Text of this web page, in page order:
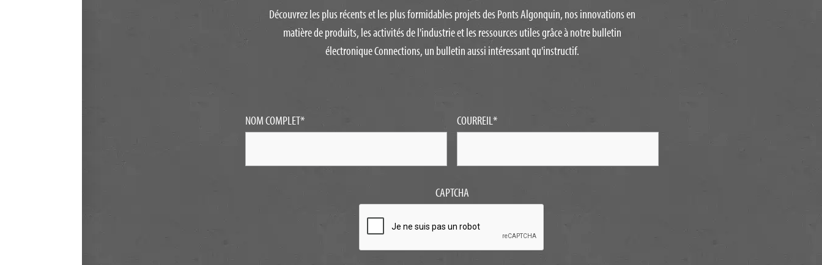
Découvrez les plus récents et les plus formidables projets des Ponts Algonquin, nos innovations en
matière de produits, les activités de l'industrie et les ressources utiles grâce à notre bulletin
électronique Connections, un bulletin aussi intéressant qu'instructif.
NOM COMPLET* COURREIL*
CAPTCHA